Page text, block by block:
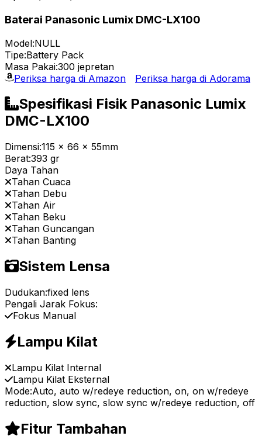
Baterai Panasonic Lumix DMC-LX100
Model:NULL
Tipe:Battery Pack
Masa Pakai:300 jepretan
Periksa harga di Amazon
Periksa harga di Adorama
Spesifikasi Fisik Panasonic Lumix
DMC-LX100
Dimensi:115 x 66 x 55mm
Berat:393 gr
Daya Tahan
Tahan Cuaca
Tahan Debu
Tahan Air
Tahan Beku
Tahan Guncangan
Tahan Banting
Sistem Lensa
Dudukan:fixed lens
Pengali Jarak Fokus:
Fokus Manual
Lampu Kilat
Lampu Kilat Internal
Lampu Kilat Eksternal
Mode:Auto, auto w/redeye reduction, on, on w/redeye
reduction, slow sync, slow sync w/redeye reduction, off
Fitur Tambahan